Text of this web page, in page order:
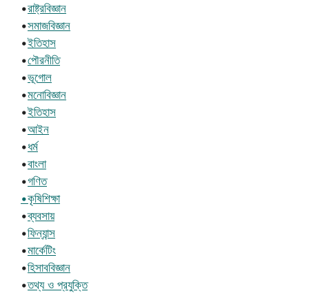
•রাষ্ট্রবিজ্ঞান
•সমাজবিজ্ঞান
•ইতিহাস
•পৌরনীতি
•ভূগোল
•মনোবিজ্ঞান
•ইতিহাস
•আইন
•ধর্ম
•বাংলা
•গণিত
•কৃষিশিক্ষা
•ব্যবসায়
•ফিন্যান্স
•মার্কেটিং
•হিসাববিজ্ঞান
•তথ্য ও প্রযুক্তি